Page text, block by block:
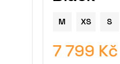
M XS S
7 799 Kč